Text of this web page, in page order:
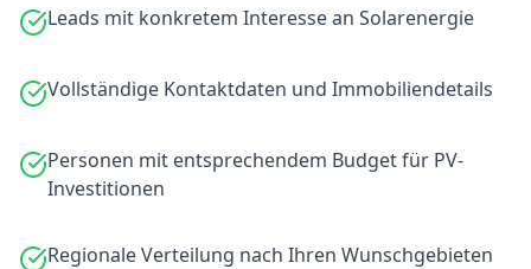
Leads mit konkretem Interesse an Solarenergie
Vollständige Kontaktdaten und Immobiliendetails
Personen mit entsprechendem Budget für PV-
Investitionen
Regionale Verteilung nach Ihren Wunschgebieten